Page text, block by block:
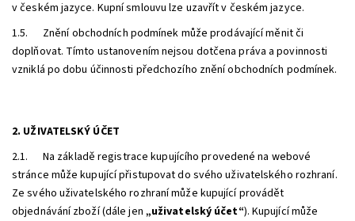
v českém jazyce. Kupní smlouvu lze uzavřít v českém jazyce.
1.5. Znění obchodních podmínek může prodávající měnit či
doplňovat. Tímto ustanovením nejsou dotčena práva a povinnosti
vzniklá po dobu účinnosti předchozího znění obchodních podmínek.
2. UŽIVATELSKÝ ÚČET
2.1. Na základě registrace kupujícího provedené na webové
stránce může kupující přistupovat do svého uživatelského rozhraní.
Ze svého uživatelského rozhraní může kupující provádět
objednávání zboží (dále jen „uživatelský účet“). Kupující může